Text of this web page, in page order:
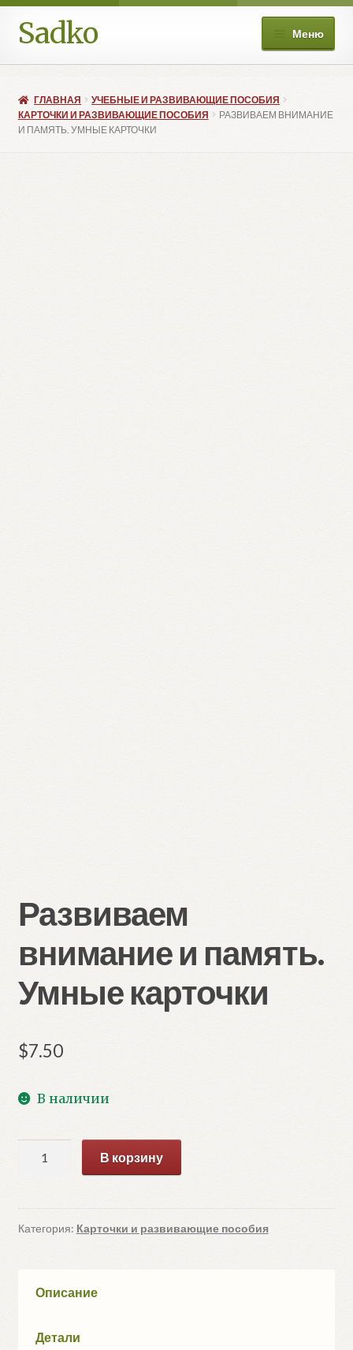
Перейти
к
навигации
Перейти
к
содержимому
Sadko Меню
Книжные подборки
Магазин
ГЛАВНАЯ
УЧЕБНЫЕ И РАЗВИВАЮЩИЕ ПОСОБИЯ
КАРТОЧКИ И РАЗВИВАЮЩИЕ ПОСОБИЯ
РАЗВИВАЕМ ВНИМАНИЕ
И ПАМЯТЬ. УМНЫЕ КАРТОЧКИ
Развиваем
внимание и память.
Умные карточки
$7.50
В наличии
товара
внимание
и
карточки
В корзину
Категория: Карточки и развивающие пособия
Описание
Детали